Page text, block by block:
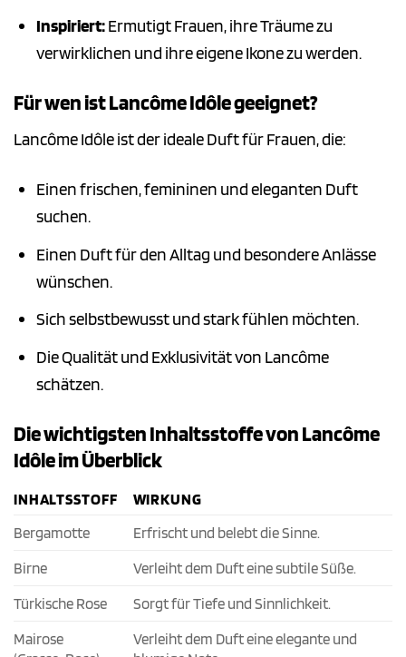
Inspiriert:Ermutigt Frauen, ihre Träume zu
verwirklichen und ihre eigene Ikone zu werden.
Für wen ist Lancôme Idôle geeignet?
Lancôme Idôle ist der ideale Duft für Frauen, die:
Einen frischen, femininen und eleganten Duft
suchen.
Einen Duft für den Alltag und besondere Anlässe
wünschen.
Sich selbstbewusst und stark fühlen möchten.
Die Qualität und Exklusivität von Lancôme
schätzen.
Die wichtigsten Inhaltsstoffe von Lancôme
Idôle im Überblick
INHALTSSTOFF
WIRKUNG
Bergamotte
Erfrischt und belebt die Sinne.
Birne
Verleiht dem Duft eine subtile Süße.
Türkische Rose
Sorgt für Tiefe und Sinnlichkeit.
Mairose
Verleiht dem Duft eine elegante und